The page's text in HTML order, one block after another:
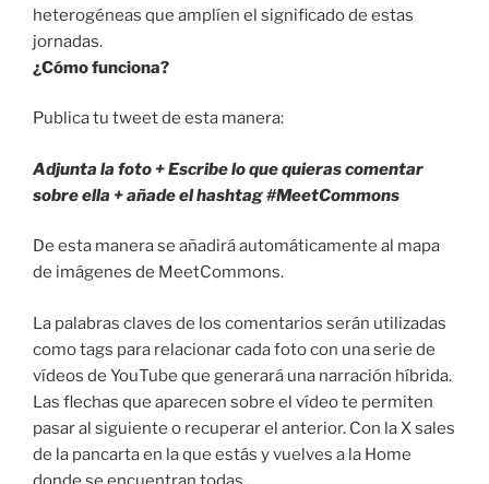
heterogéneas que amplíen el significado de estas
jornadas.
¿Cómo funciona?
Publica tu tweet de esta manera:
Adjunta la foto + Escribe lo que quieras comentar
sobre ella + añade el hashtag #MeetCommons
De esta manera se añadirá automáticamente al mapa
de imágenes de MeetCommons.
La palabras claves de los comentarios serán utilizadas
como tags para relacionar cada foto con una serie de
vídeos de YouTube que generará una narración híbrida.
Las flechas que aparecen sobre el vídeo te permiten
pasar al siguiente o recuperar el anterior. Con la X sales
de la pancarta en la que estás y vuelves a la Home